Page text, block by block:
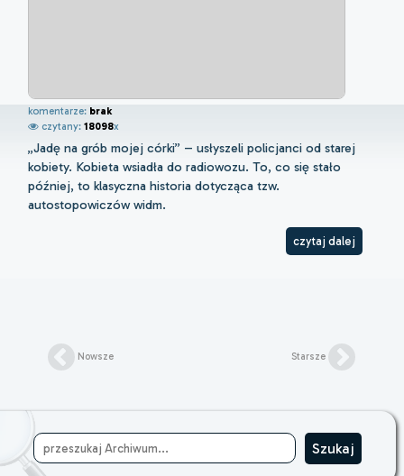
komentarze: brak
czytany: 18098x
„Jadę na grób mojej córki” – usłyszeli policjanci od starej
kobiety. Kobieta wsiadła do radiowozu. To, co się stało
później, to klasyczna historia dotycząca tzw.
autostopowiczów widm.
czytaj dalej
Nowsze Starsze